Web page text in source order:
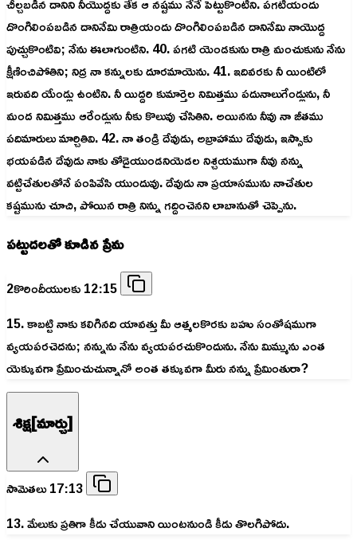
దొంగిలింపబడిన దానినేమి రాత్రియందు దొంగిలింపబడిన దానినేమి నాయొద్ద
పుచ్చుకొంటివి; నేను ఈలాగుంటిని. 40. పగటి యెండకును రాత్రి మంచుకును నేను
క్షీణించిపోతిని; నిద్ర నా కన్నులకు దూరమాయెను. 41. ఇదివరకు నీ యింటిలో
ఇరువది యేండ్లు ఉంటిని. నీ యిద్దరి కుమార్తెల నిమిత్తము పదునాలుగేండ్లును, నీ
మంద నిమిత్తము ఆరేండ్లును నీకు కొలువు చేసితిని. అయినను నీవు నా జీతము
పదిమారులు మార్చితివి. 42. నా తండ్రి దేవుడు, అబ్రాహాము దేవుడు, ఇస్సాకు
భయపడిన దేవుడు నాకు తోడైయుండనియెడల నిశ్చయముగా నీవు నన్ను
వట్టిచేతులతోనే పంపివేసి యుందువు. దేవుడు నా ప్రయాసమును నాచేతుల
కష్టమును చూచి, పోయిన రాత్రి నిన్ను గద్దించెనని లాబానుతో చెప్పెను.
పట్టుదలతో కూడిన ప్రేమ
2కొరిందీయులకు 12:15
15. కాబట్టి నాకు కలిగినది యావత్తు మీ ఆత్మలకొరకు బహు సంతోషముగా
వ్యయపరచెదను; నన్నును నేను వ్యయపరచుకొందును. నేను మిమ్మును ఎంత
యెక్కువగా ప్రేమించుచున్నానో అంత తక్కువగా మీరు నన్ను ప్రేమింతురా?
శిక్ష[మార్చు]
సామెతలు 17:13
13. మేలుకు ప్రతిగా కీడు చేయువాని యింటనుండి కీడు తొలగిపోదు.